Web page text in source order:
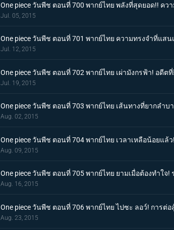
One piece วันพีช ตอนที่ 700 พากย์ไทย พลังที่สุดยอด!! คว
Jul. 05, 2015
One piece วันพีช ตอนที่ 701 พากย์ไทย ความทรงจำที่แสน
Jul. 12, 2015
One piece วันพีช ตอนที่ 702 พากย์ไทย เผ่ามังกรฟ้า! อดี
Jul. 19, 2015
One piece วันพีช ตอนที่ 703 พากย์ไทย เส้นทางที่ยากลำ
Aug. 02, 2015
One piece วันพีช ตอนที่ 704 พากย์ไทย เวลาเหลือน้อยแล้
Aug. 09, 2015
One piece วันพีช ตอนที่ 705 พากย์ไทย ยามเมื่อต้องทำใจ
Aug. 16, 2015
One piece วันพีช ตอนที่ 706 พากย์ไทย ไปซะ ลอว์! การต่
Aug. 23, 2015